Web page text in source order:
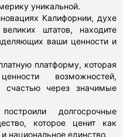
уникальной.
Калифорнии, духе
штатов, находите
ваши ценности и
платформу, которая
возможностей,
счастью через значимые
долгосрочные
которое ценит как
национальное единство.